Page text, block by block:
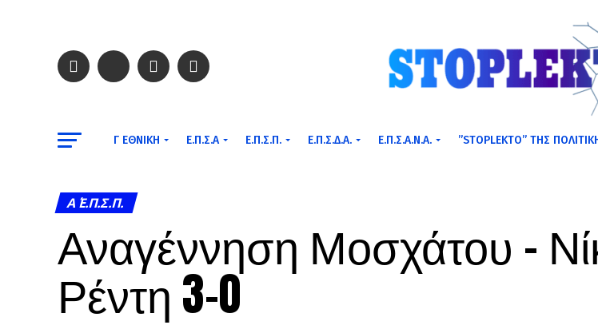
Γ ΕΘΝΙΚΉ Ε.Π.Σ.Α Ε.Π.Σ.Π. Ε.Π.Σ.Δ.Α. Ε.Π.Σ.Α.Ν.Α. ”STOPLEKTO” ΤΗΣ
Α΄ Ε.Π.Σ.Π.
Αναγέννηση Μοσχάτου –
Ρέντη 3-0